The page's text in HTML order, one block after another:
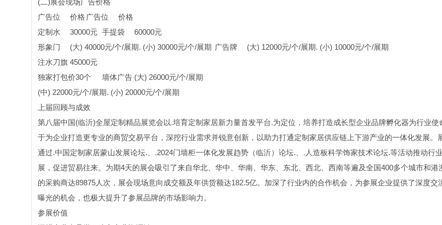
(二)展会现场广告价格
广告位
价格 广告位
价格
定制水
30000元 手提袋
60000元
形象门
(大) 40000元/个/展期. (小) 30000元/个/展期 广告牌
(大) 12000元/个/展期. (小) 10000元/个/展期
注水刀旗 45000元
独家打包价30个
墙体广告 (大) 26000元/个/展期
(中) 22000元/个/展期. (小) 20000元/个/展期
上届回顾与成效
第八届中国(临沂)全屋定制精品展览会以.培育定制家居新力量首发平台.为定位，培养打造成长型企业品牌孵化器为行业使
于为企业打造更专业的商贸交易平台，深挖行业需求并锐意创新，以助力打通定制家居供应链上下游产业的一体化发展。
通过.中国定制家居蒙山发展论坛.、.2024门墙柜一体化发展趋势（临沂）论坛.、.人造板科学饰家技术论坛.等活动推动行
展，促进贸易往来。为期4天的展会吸引了来自华北、华中、华南、华东、东北、西北、西南等遍及全国400多个城市和港
的采购商达89875人次，展会现场意向成交额及年供货额达182.5亿。加深了行业内的合作机会，为参展企业提供了深度交
曝光的机会，也极大提升了参展品牌的市场影响力。
参展价值